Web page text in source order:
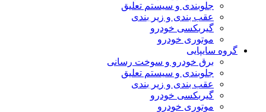
جلوبندی و سیستم تعلیق
عقب بندی و زیر بندی
گیربکسی خودرو
موتوری خودرو
گروه سایپایی
برق خودرو و سوخت رسانی
جلوبندی و سیستم تعلیق
عقب بندی و زیر بندی
گیربکسی خودرو
موتوری خودرو